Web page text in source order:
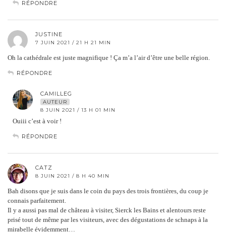
RÉPONDRE
JUSTINE
7 JUIN 2021 / 21 H 21 MIN
Oh la cathédrale est juste magnifique ! Ça m’a l’air d’être une belle région.
RÉPONDRE
CAMILLEG
AUTEUR
8 JUIN 2021 / 13 H 01 MIN
Ouiii c’est à voir !
RÉPONDRE
CATZ
8 JUIN 2021 / 8 H 40 MIN
Bah disons que je suis dans le coin du pays des trois frontières, du coup je
connais parfaitement.
Il y a aussi pas mal de château à visiter, Sierck les Bains et alentours reste
prisé tout de même par les visiteurs, avec des dégustations de schnaps à la
mirabelle évidemment…